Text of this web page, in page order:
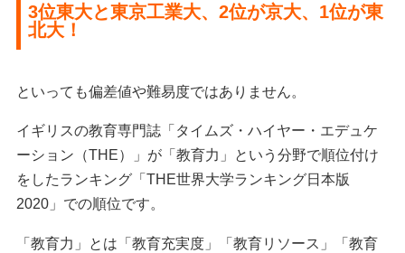
3位東大と東京工業大、2位が京大、1位が東
北大！
といっても偏差値や難易度ではありません。
イギリスの教育専門誌「タイムズ・ハイヤー・エデュケ
ーション（THE）」が「教育力」という分野で順位付け
をしたランキング「THE世界大学ランキング日本版
2020」での順位です。
「教育力」とは「教育充実度」「教育リソース」「教育